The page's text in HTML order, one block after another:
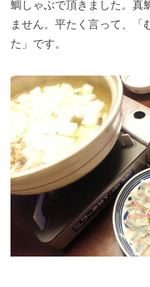
鯛しゃぶで頂きました。真
ません。平たく言って、「
た」です。